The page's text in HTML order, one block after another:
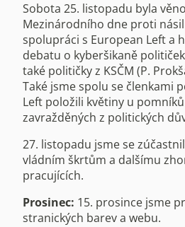
Sobota 25. listopadu byla
Mezinárodního dne proti
spolupráci s European Left a
debatu o kyberšikaně
také političky z KSČM (P.
Také jsme spolu se členkami
Left položili květiny u
zavražděných z politických
27. listopadu jsme se
vládním škrtům a dalšímu
pracujících.
Prosinec: 15. prosince jsme
stranických barev a webu.